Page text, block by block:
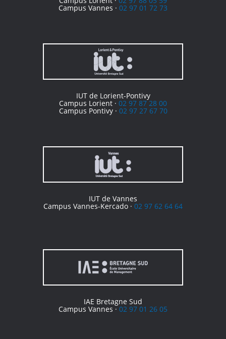
Campus Vannes · 02 97 01 72 73
IUT de Lorient-Pontivy
Campus Lorient · 02 97 87 28 00
Campus Pontivy · 02 97 27 67 70
IUT de Vannes
Campus Vannes-Kercado · 02 97 62 64 64
IAE Bretagne Sud
Campus Vannes ·02 97 01 26 05